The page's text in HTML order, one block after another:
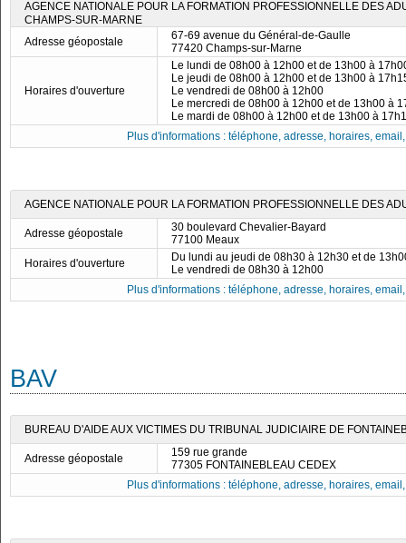
AGENCE NATIONALE POUR LA FORMATION PROFESSIONNELLE DES
CHAMPS-SUR-MARNE
Adresse géopostale
67-69 avenue du Général-de-Gaulle
77420 Champs-sur-Marne
Horaires d'ouverture
Le lundi de 08h00 à 12h00 et de 13h00 à
Le jeudi de 08h00 à 12h00 et de 13h00 à
Le vendredi de 08h00 à 12h00
Le mercredi de 08h00 à 12h00 et de 13h00 à
Le mardi de 08h00 à 12h00 et de 13h00 à
Plus d'informations : téléphone, adresse, horaires,
AGENCE NATIONALE POUR LA FORMATION PROFESSIONNELLE DES
Adresse géopostale
30 boulevard Chevalier-Bayard
77100 Meaux
Horaires d'ouverture
Du lundi au jeudi de 08h30 à 12h30 et de
Le vendredi de 08h30 à 12h00
Plus d'informations : téléphone, adresse, horaires,
BAV
BUREAU D'AIDE AUX VICTIMES DU TRIBUNAL JUDICIAIRE DE
Adresse géopostale
159 rue grande
77305 FONTAINEBLEAU CEDEX
Plus d'informations : téléphone, adresse, horaires,